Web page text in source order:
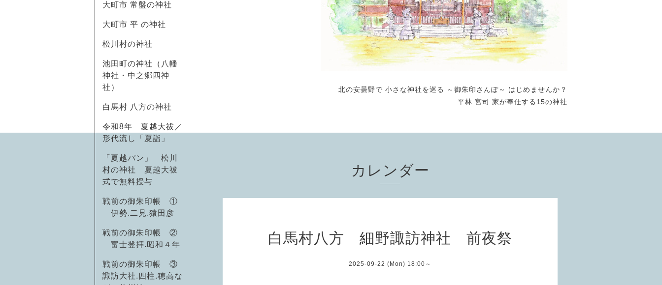
北の安曇野で 小さな神社を巡る ～御朱印さんぽ～ はじめませんか？
平林 宮司 家が奉仕する15の神社
大町市 常盤の神社
大町市 平 の神社
松川村の神社
池田町の神社（八幡
神社・中之郷四神
社）
白馬村 八方の神社
令和8年 夏越大祓／
形代流し「夏詣」
「夏越パン」 松川
村の神社 夏越大祓
式で無料授与
戦前の御朱印帳 ①
伊勢.二見.猿田彦
戦前の御朱印帳 ②
富士登拝.昭和４年
戦前の御朱印帳 ③
諏訪大社.四柱.穂高な
カレンダー
白馬村八方 細野諏訪神社 前夜祭
2025-09-22 (Mon) 18:00～